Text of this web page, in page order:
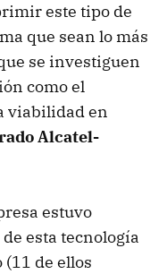
este tipo de
que sean lo más
se investiguen
como el
viabilidad en
Alcatel-
estuvo
esta tecnología
(11 de ellos